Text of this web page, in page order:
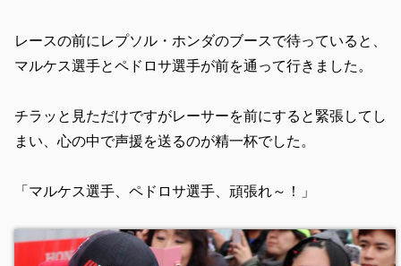
レースの前にレプソル・ホンダのブースで待っていると、
マルケス選手とペドロサ選手が前を通って行きました。
チラッと見ただけですがレーサーを前にすると緊張してし
まい、心の中で声援を送るのが精一杯でした。
「マルケス選手、ペドロサ選手、頑張れ～！」